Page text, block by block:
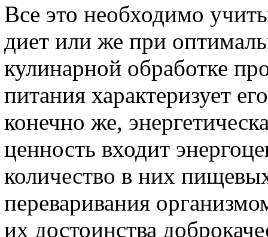
Все это необходимо
диет или же при
кулинарной обработке
питания характеризует
конечно же,
ценность входит
количество в них
переваривания
их достоинства